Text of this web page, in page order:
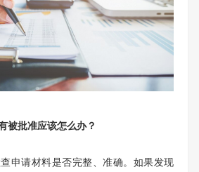
批准应该怎么办？
请材料是否完整、准确。如果发现